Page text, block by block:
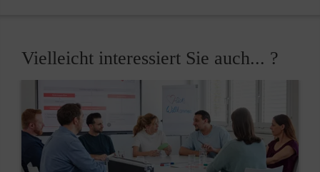
Vielleicht interessiert Sie auch... ?